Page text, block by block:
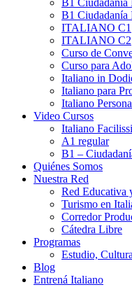
B1 Ciudadanía
B1 Ciudadanía
ITALIANO C1
ITALIANO C2
Curso de
Curso para
Italiano in
Italiano para
Italiano
Video Cursos
Italiano
A1 regular
B1 –
Quiénes Somos
Nuestra Red
Red Educativa
Turismo en
Corredor
Cátedra Libre
Programas
Estudio,
Blog
Entrená Italiano